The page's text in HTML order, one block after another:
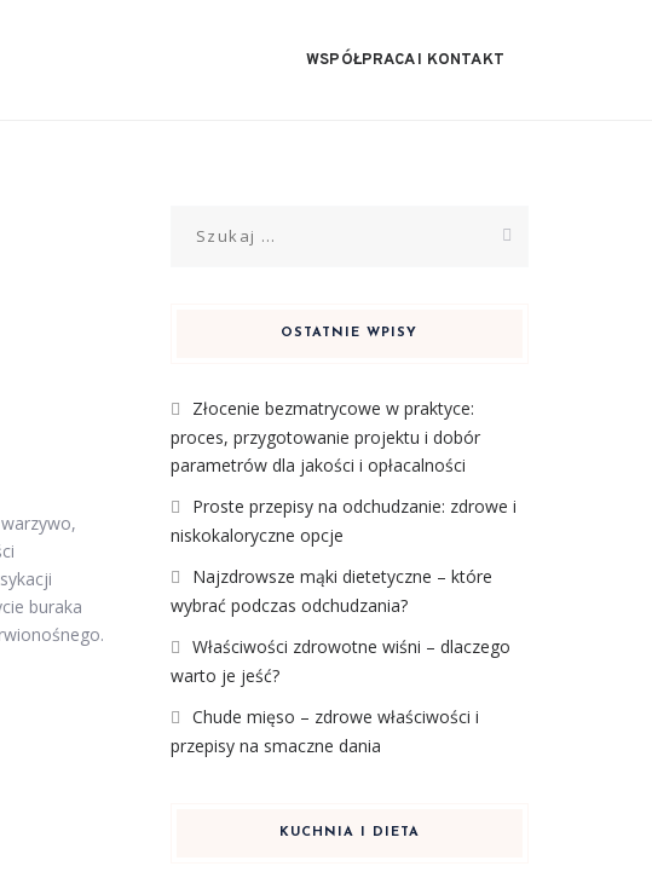
WSPÓŁPRACA I KONTAKT
buraka
OSTATNIE WPISY
Złocenie bezmatrycowe w praktyce:
proces, przygotowanie projektu i dobór
parametrów dla jakości i opłacalności
Proste przepisy na odchudzanie: zdrowe i
niskokaloryczne opcje
Najzdrowsze mąki dietetyczne – które
wybrać podczas odchudzania?
Właściwości zdrowotne wiśni – dlaczego
warto je jeść?
Chude mięso – zdrowe właściwości i
przepisy na smaczne dania
KUCHNIA I DIETA